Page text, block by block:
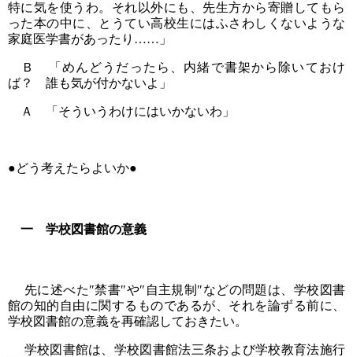
特に気を使うわ。それ以外にも、先生方から寄贈してもら
った本の中に、とうてい高校生にはふさわしくないような
家庭医学書があったり……」
Ｂ 「めんどうだったら、内緒で書架から除いておけ
ば？ 誰も気が付かないよ」
Ａ 「そういうわけにはいかないわ」
●どう考えたらよいか●
一 学校図書館の意義
先に述べた″禁書″や″自主規制″などの問題は、学校図書
館の知的自由に関するものであるが、それを論ずる前に、
学校図書館の意義を再確認しておきたい。
学校図書館は、学校図書館法三条および学校教育法施行